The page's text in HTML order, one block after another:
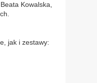
Kowalska,
jak i zestawy: